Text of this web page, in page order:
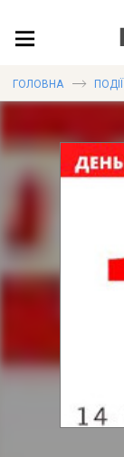
ЛОКАЦІЇ
ГОЛОВНА ПОДІЇ